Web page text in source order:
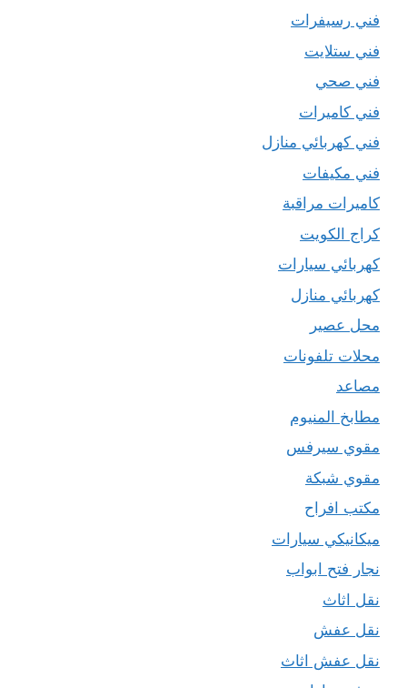
فني رسيفرات
فني ستلايت
فني صحي
فني كاميرات
فني كهربائي منازل
فني مكيفات
كاميرات مراقبة
كراج الكويت
كهربائي سيارات
كهربائي منازل
محل عصير
محلات تلفونات
مصاعد
مطابخ المنيوم
مقوي سيرفس
مقوي شبكة
مكتب افراح
ميكانيكي سيارات
نجار فتح ابواب
نقل اثاث
نقل عفش
نقل عفش اثاث